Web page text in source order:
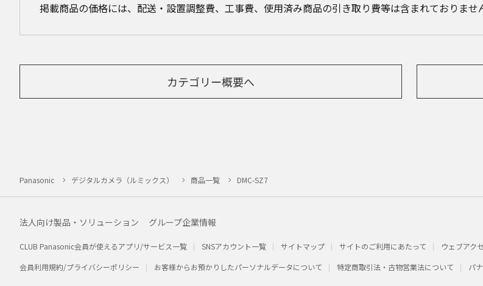
掲載商品の価格には、配送・設置調整費、工事費、使用済み商品の引き取り費等は含まれておりませ
カテゴリー概要へ
Panasonic デジタルカメラ（ルミックス） 商品一覧 DMC-SZ7
法人向け製品・ソリューション グループ企業情報
CLUB Panasonic会員が使えるアプリ/サービス一覧 SNSアカウント一覧 サイトマップ サイトのご利用にあたって ウェブアク
会員利用規約/プライバシーポリシー
お客様からお預かりしたパーソナルデータについて 特定商取引法・古物営業法について パ